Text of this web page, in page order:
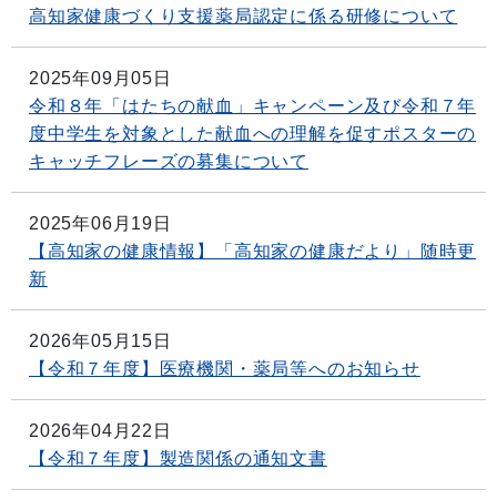
高知家健康づくり支援薬局認定に係る研修について
2025年09月05日
令和８年「はたちの献血」キャンペーン及び令和７年
度中学生を対象とした献血への理解を促すポスターの
キャッチフレーズの募集について
2025年06月19日
【高知家の健康情報】「高知家の健康だより」随時更
新
2026年05月15日
【令和７年度】医療機関・薬局等へのお知らせ
2026年04月22日
【令和７年度】製造関係の通知文書